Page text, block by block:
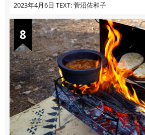
vol.4」【キャンプサイトで使う
2023年4月6日 TEXT: 菅沼佐和子